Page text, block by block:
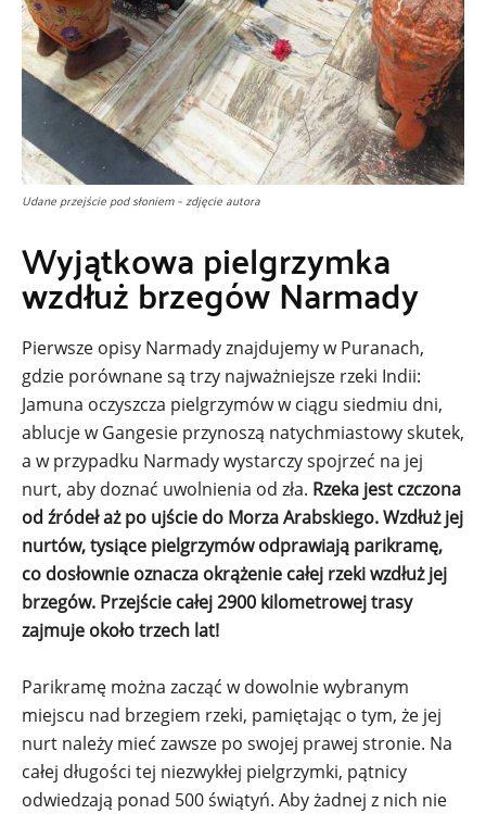
Udane przejście pod słoniem – zdjęcie autora
Wyjątkowa pielgrzymka
wzdłuż brzegów Narmady
Pierwsze opisy Narmady znajdujemy w Puranach,
gdzie porównane są trzy najważniejsze rzeki Indii:
Jamuna oczyszcza pielgrzymów w ciągu siedmiu dni,
ablucje w Gangesie przynoszą natychmiastowy skutek,
a w przypadku Narmady wystarczy spojrzeć na jej
nurt, aby doznać uwolnienia od zła. Rzeka jest czczona
od źródeł aż po ujście do Morza Arabskiego. Wzdłuż jej
nurtów, tysiące pielgrzymów odprawiają parikramę,
co dosłownie oznacza okrążenie całej rzeki wzdłuż jej
brzegów. Przejście całej 2900 kilometrowej trasy
zajmuje około trzech lat!
Parikramę można zacząć w dowolnie wybranym
miejscu nad brzegiem rzeki, pamiętając o tym, że jej
nurt należy mieć zawsze po swojej prawej stronie. Na
całej długości tej niezwykłej pielgrzymki, pątnicy
odwiedzają ponad 500 świątyń. Aby żadnej z nich nie